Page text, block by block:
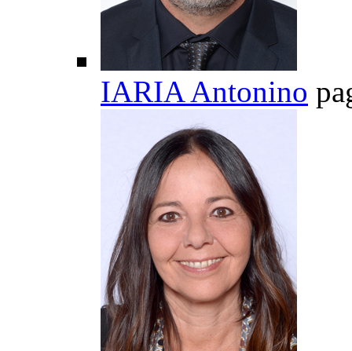
IARIA Antonino